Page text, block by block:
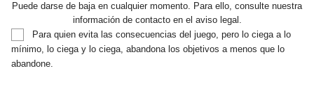
Puede darse de baja en cualquier momento. Para ello, consulte nuestra
información de contacto en el aviso legal.
Para quien evita las consecuencias del juego, pero lo ciega a lo
mínimo, lo ciega y lo ciega, abandona los objetivos a menos que lo
abandone.